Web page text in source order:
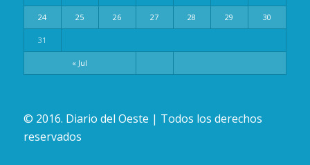
« Jul
24 25 26 27 28 29 30
31
© 2016. Diario del Oeste | Todos los derechos
reservados